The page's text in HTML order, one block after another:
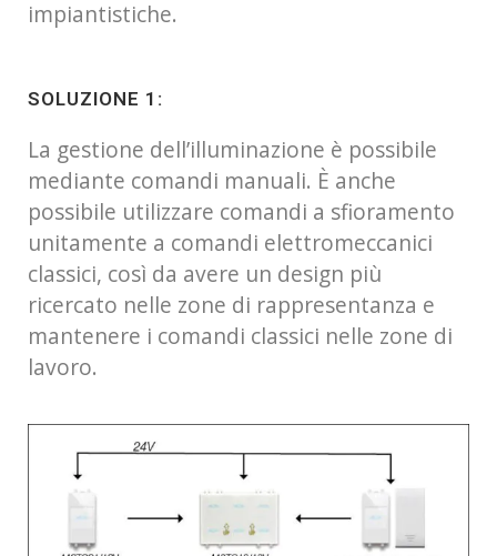
impiantistiche.
SOLUZIONE 1:
La gestione dell’illuminazione è possibile
mediante comandi manuali. È anche
possibile utilizzare comandi a sfioramento
unitamente a comandi elettromeccanici
classici, così da avere un design più
ricercato nelle zone di rappresentanza e
mantenere i comandi classici nelle zone di
lavoro.